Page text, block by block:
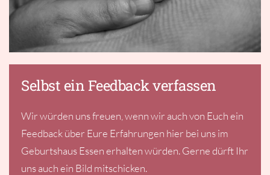
Selbst ein Feedback verfassen
Wir würden uns freuen, wenn wir auch von Euch ein
Feedback über Eure Erfahrungen hier bei uns im
Geburtshaus Essen erhalten würden. Gerne dürft Ihr
uns auch ein Bild mitschicken.